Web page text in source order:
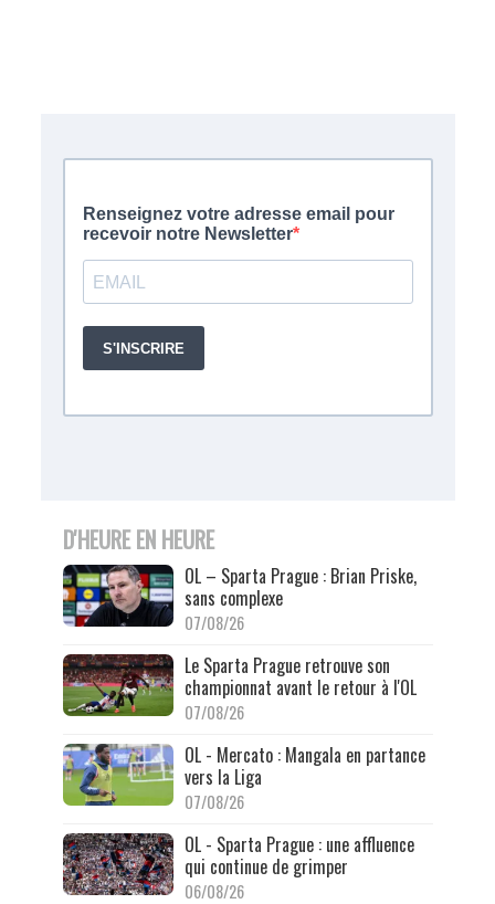
D'HEURE EN HEURE
OL – Sparta Prague : Brian Priske,
sans complexe
07/08/26
Le Sparta Prague retrouve son
championnat avant le retour à l'OL
07/08/26
OL - Mercato : Mangala en partance
vers la Liga
07/08/26
OL - Sparta Prague : une affluence
qui continue de grimper
06/08/26